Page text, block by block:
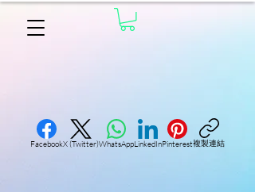
FacebookX (Twitter)WhatsAppLinkedInPinterest複製連結